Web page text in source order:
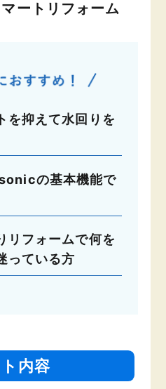
ートリフォーム
を抑えて水回りを
の基本機能で
リフォームで何を
っている方
内容